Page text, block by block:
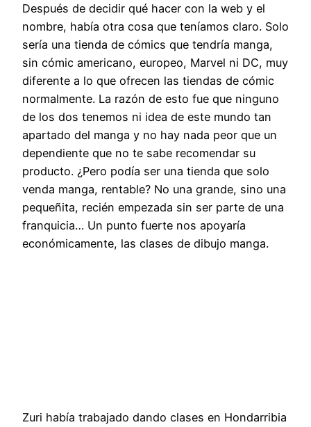
Después de decidir qué hacer con la web y el
nombre, había otra cosa que teníamos claro. Solo
sería una tienda de cómics que tendría manga,
sin cómic americano, europeo, Marvel ni DC, muy
diferente a lo que ofrecen las tiendas de cómic
normalmente. La razón de esto fue que ninguno
de los dos tenemos ni idea de este mundo tan
apartado del manga y no hay nada peor que un
dependiente que no te sabe recomendar su
producto. ¿Pero podía ser una tienda que solo
venda manga, rentable? No una grande, sino una
pequeñita, recién empezada sin ser parte de una
franquicia… Un punto fuerte nos apoyaría
económicamente, las clases de dibujo manga.
Zuri había trabajado dando clases en Hondarribia